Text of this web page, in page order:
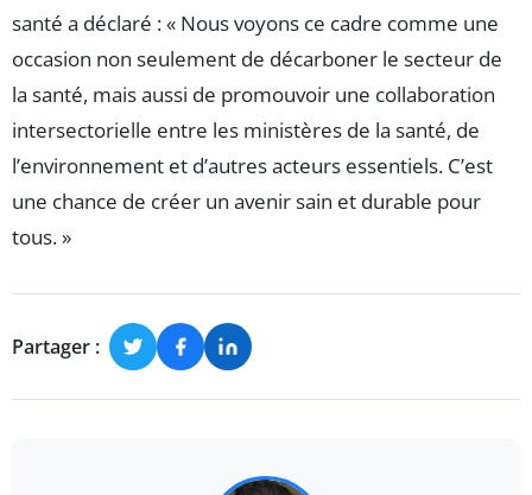
santé a déclaré : « Nous voyons ce cadre comme une
occasion non seulement de décarboner le secteur de
la santé, mais aussi de promouvoir une collaboration
intersectorielle entre les ministères de la santé, de
l’environnement et d’autres acteurs essentiels. C’est
une chance de créer un avenir sain et durable pour
tous. »
Partager :